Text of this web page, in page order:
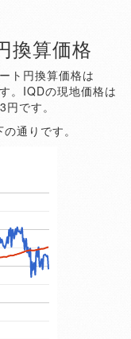
換算価格
ト円換算価格は
。IQDの現地価格は
です。
通りです。